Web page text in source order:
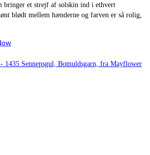
bringer et strejf af solskin ind i ethvert
blødt mellem hænderne og farven er så rolig,